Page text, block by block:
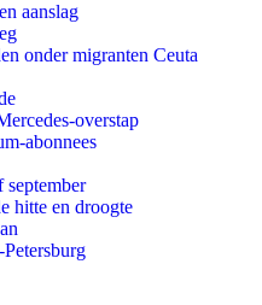
aanslag
onder migranten Ceuta
overstap
abonnees
hitte en droogte